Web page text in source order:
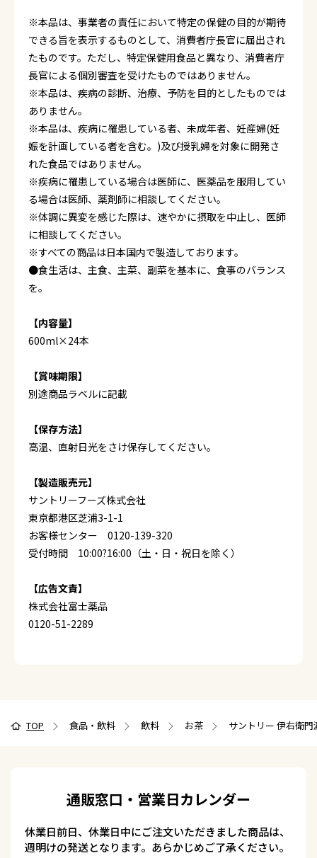
※本品は、事業者の責任において特定の保健の目的が期待
できる旨を表示するものとして、消費者庁長官に届出され
たものです。ただし、特定保健用食品と異なり、消費者庁
長官による個別審査を受けたものではありません。
※本品は、疾病の診断、治療、予防を目的としたものでは
ありません。
※本品は、疾病に罹患している者、未成年者、妊産婦(妊
娠を計画している者を含む。)及び授乳婦を対象に開発さ
れた食品ではありません。
※疾病に罹患している場合は医師に、医薬品を服用してい
る場合は医師、薬剤師に相談してください。
※体調に異変を感じた際は、速やかに摂取を中止し、医師
に相談してください。
※すべての商品は日本国内で製造しております。
●食生活は、主食、主菜、副菜を基本に、食事のバランス
を。
【内容量】
600ml×24本
【賞味期限】
別途商品ラベルに記載
【保存方法】
高温、直射日光をさけ保存してください。
【製造販売元】
サントリーフーズ株式会社
東京都港区芝浦3-1-1
お客様センター 0120-139-320
受付時間 10:00?16:00（土・日・祝日を除く）
【広告文責】
株式会社富士薬品
0120-51-2289
TOP 食品・飲料 飲料 お茶 サントリー 伊右衛
通販窓口・営業日カレンダー
休業日前日、休業日中にご注文いただきました商品は、
週明けの発送となります。あらかじめご了承ください。